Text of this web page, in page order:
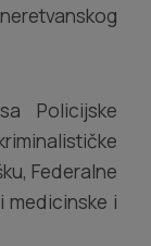
Policijske
Federalne
i